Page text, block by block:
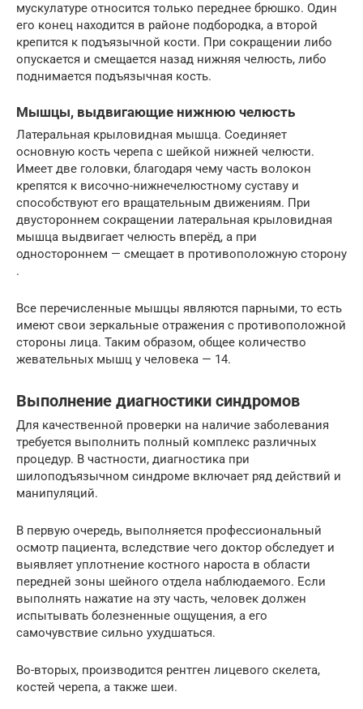
мускулатуре относится только переднее брюшко. Один
его конец находится в районе подбородка, а второй
крепится к подъязычной кости. При сокращении либо
опускается и смещается назад нижняя челюсть, либо
поднимается подъязычная кость.
Мышцы, выдвигающие нижнюю челюсть
Латеральная крыловидная мышца. Соединяет
основную кость черепа с шейкой нижней челюсти.
Имеет две головки, благодаря чему часть волокон
крепятся к височно-нижнечелюстному суставу и
способствуют его вращательным движениям. При
двустороннем сокращении латеральная крыловидная
мышца выдвигает челюсть вперёд, а при
одностороннем — смещает в противоположную сторону
.
Все перечисленные мышцы являются парными, то есть
имеют свои зеркальные отражения с противоположной
стороны лица. Таким образом, общее количество
жевательных мышц у человека — 14.
Выполнение диагностики синдромов
Для качественной проверки на наличие заболевания
требуется выполнить полный комплекс различных
процедур. В частности, диагностика при
шилоподъязычном синдроме включает ряд действий и
манипуляций.
В первую очередь, выполняется профессиональный
осмотр пациента, вследствие чего доктор обследует и
выявляет уплотнение костного нароста в области
передней зоны шейного отдела наблюдаемого. Если
выполнять нажатие на эту часть, человек должен
испытывать болезненные ощущения, а его
самочувствие сильно ухудшаться.
Во-вторых, производится рентген лицевого скелета,
костей черепа, а также шеи.